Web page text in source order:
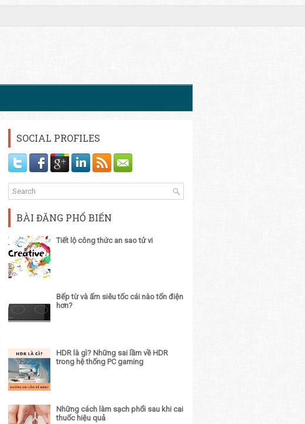
SOCIAL PROFILES
BÀI ĐĂNG PHỔ BIẾN
Tiết lộ công thức an sao tử vi
Bếp từ và ấm siêu tốc cái nào tốn điện
hơn?
HDR là gì? Những sai lầm về HDR
trong hệ thống PC gaming
Những cách làm sạch phổi sau khi cai
thuốc hiệu quả